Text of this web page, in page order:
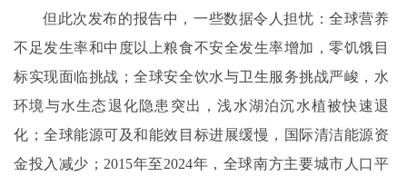
但此次发布的报告中，一些数据令人担忧：全球营养
不足发生率和中度以上粮食不安全发生率增加，零饥饿目
标实现面临挑战；全球安全饮水与卫生服务挑战严峻，水
环境与水生态退化隐患突出，浅水湖泊沉水植被快速退
化；全球能源可及和能效目标进展缓慢，国际清洁能源资
金投入减少；2015年至2024年，全球南方主要城市人口平